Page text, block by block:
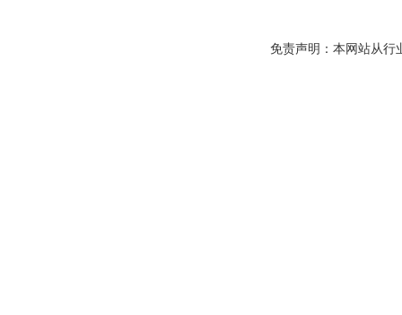
免责声明：本网站从行